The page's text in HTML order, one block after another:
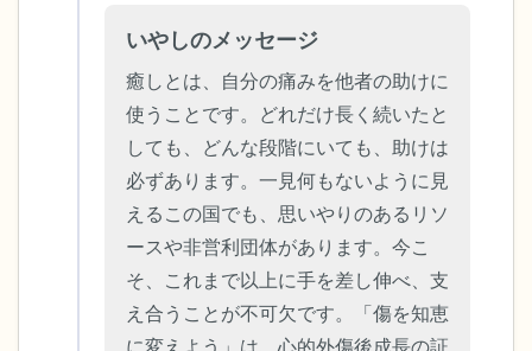
いやしのメッセージ
癒しとは、自分の痛みを他者の助けに
使うことです。どれだけ長く続いたと
しても、どんな段階にいても、助けは
必ずあります。一見何もないように見
えるこの国でも、思いやりのあるリソ
ースや非営利団体があります。今こ
そ、これまで以上に手を差し伸べ、支
え合うことが不可欠です。「傷を知恵
に変えよう」は、心的外傷後成長の証
見えるもの5つ（部屋の中と窓の外を見る
ことができます）
感じるもの4つ（目の前にあるもので触れ
るものは何ですか？）
聞こえるもの3つ
匂いを嗅ぐもの2つ